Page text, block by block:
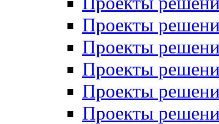
Проекты
Проекты
Проекты
Проекты
Проекты